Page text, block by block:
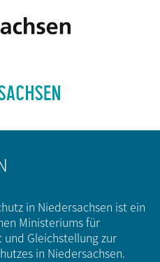
in Niedersachsen ist ein
Ministeriums für
und Gleichstellung zur
in Niedersachsen.